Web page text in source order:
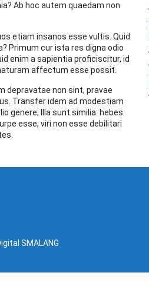
Ab hoc autem quaedam non
etiam insanos esse vultis. Quid
Primum cur ista res digna odio
enim a sapientia proficiscitur, id
affectum esse possit.
depravatae non sint, pravae
Transfer idem ad modestiam
genere; Illa sunt similia: hebes
esse, viri non esse debilitari
SMALANG